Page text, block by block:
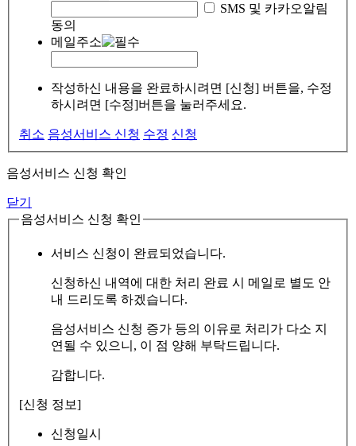
SMS 및 카카오알림
동의
메일주소
작성하신 내용을 완료하시려면 [신청] 버튼을, 수정
하시려면 [수정]버튼을 눌러주세요.
취소 음성서비스 신청 수정 신청
음성서비스 신청 확인
닫기
음성서비스 신청 확인
서비스 신청이 완료되었습니다.
신청하신 내역에 대한 처리 완료 시 메일로 별도 안
내 드리도록 하겠습니다.
음성서비스 신청 증가 등의 이유로 처리가 다소 지
연될 수 있으니, 이 점 양해 부탁드립니다.
감합니다.
[신청 정보]
신청일시